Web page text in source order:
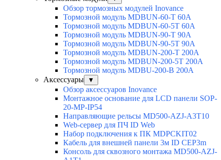
Обзор тормозных модулей Inovance
Тормозной модуль MDBUN-60-T 60A
Тормозной модуль MDBUN-60-5T 60A
Тормозной модуль MDBUN-90-T 90A
Тормозной модуль MDBUN-90-5T 90A
Тормозной модуль MDBUN-200-T 200A
Тормозной модуль MDBUN-200-5T 200A
Тормозной модуль MDBU-200-B 200A
Аксессуары
▼
Обзор аксессуаров Inovance
Монтажное основание для LCD панели SOP-
20-MP-IP54
Направляющие рельсы MD500-AZJ-A3T10
Web-сервер для ПЧ ID Web
Набор подключения к ПК MDPCKIT02
Кабель для внешней панели 3м ID CEP3m
Консоль для сквозного монтажа MD500-AZJ-